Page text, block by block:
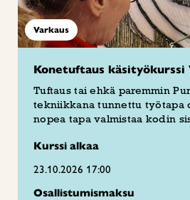
Varkaus
Konetuftaus käsityökurssi
Tuftaus tai ehkä paremmin
tekniikkana tunnettu työtapa
nopea tapa valmistaa kodin
Kurssi alkaa
23.10.2026 17:00
Osallistumismaksu